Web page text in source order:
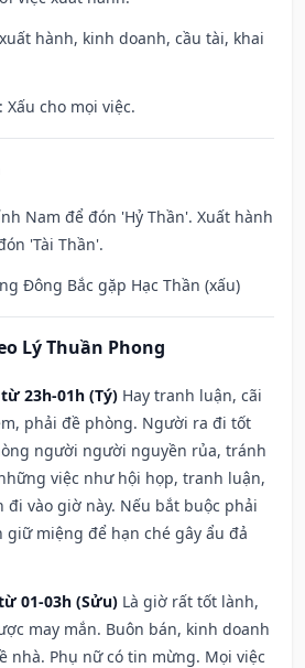
hành, kinh doanh, cầu tài, khai
cho mọi việc.
Nam để đón 'Hỷ Thần'. Xuất hành
'Tài Thần'.
Đông Bắc gặp Hạc Thần (xấu)
Lý Thuần Phong
23h-01h (Tý) Hay tranh luận, cãi
phải đề phòng. Người ra đi tốt
người người nguyền rủa, tránh
việc như hội họp, tranh luận,
vào giờ này. Nếu bắt buộc phải
miệng để hạn ché gây ẩu đả
01-03h (Sửu) Là giờ rất tốt lành,
may mắn. Buôn bán, kinh doanh
nhà. Phụ nữ có tin mừng. Mọi việc